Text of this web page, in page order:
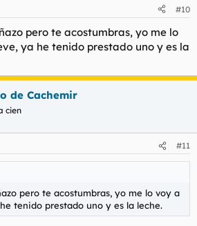
#10
pero te acostumbras, yo me lo
ya he tenido prestado uno y es la
de Cachemir
cien
#11
pero te acostumbras, yo me lo voy a
tenido prestado uno y es la leche.